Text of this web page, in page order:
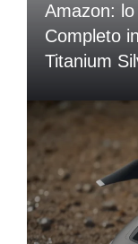
Amazon:
Completo
Titanium